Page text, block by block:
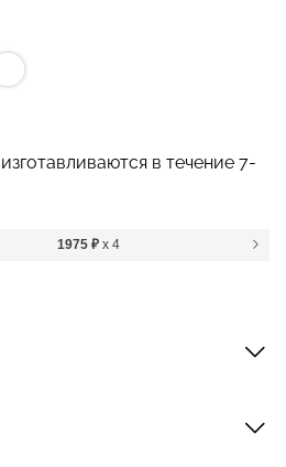
в течение 7-
1975 ₽ x 4